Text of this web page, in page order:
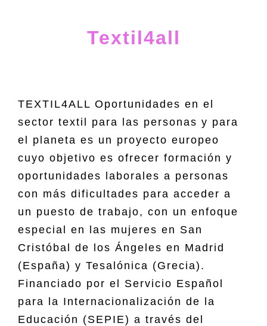
Textil4all
TEXTIL4ALL Oportunidades en el
sector textil para las personas y para
el planeta es un proyecto europeo
cuyo objetivo es ofrecer formación y
oportunidades laborales a personas
con más dificultades para acceder a
un puesto de trabajo, con un enfoque
especial en las mujeres en San
Cristóbal de los Ángeles en Madrid
(España) y Tesalónica (Grecia).
Financiado por el Servicio Español
para la Internacionalización de la
Educación (SEPIE) a través del